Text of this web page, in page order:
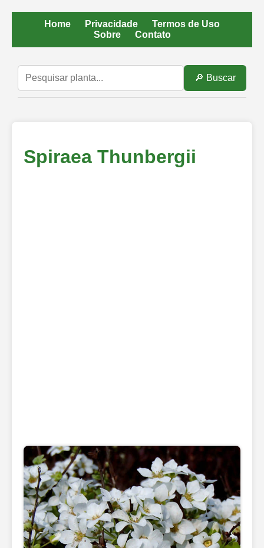
Home Privacidade
Termos de Uso
Sobre
Contato
🔎 Buscar
Spiraea Thunbergii